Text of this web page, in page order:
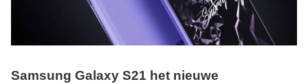
Samsung Galaxy S21 het nieuwe